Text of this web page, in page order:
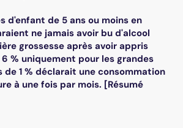
d'enfant de 5 ans ou moins en
ne jamais avoir bu d'alcool
grossesse après avoir appris
% uniquement pour les grandes
de 1 % déclarait une consommation
à une fois par mois. [Résumé